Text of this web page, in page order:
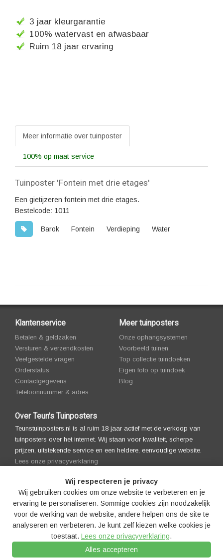
3 jaar kleurgarantie
100% watervast en afwasbaar
Ruim 18 jaar ervaring
Meer informatie over tuinposter
100% op maat service
Tuinposter 'Fontein met drie etages'
Een gietijzeren fontein met drie etages.
Bestelcode: 1011
Barok Fontein Verdieping Water
Klantenservice
Betalen & geldzaken
Versturen & verzendkosten
Veelgestelde vragen
Orderstatus
Contactgegevens
Telefoonnummer & adres
Meer tuinposters
Onze ophangsystemen
Voorbeeld tuinen
Top collectie tuindoeken
Eigen foto op tuindoek
Blog
Over Teun's Tuinposters
Teunstuinposters.nl is al ruim 18 jaar actief met de verkoop van
tuinposters over het internet. Wij staan voor kwaliteit, scherpe
prijzen, uitstekende service en een heldere, eenvoudige website.
Lees onze privacyverklaring
© 2008-2026 Teun's Tuinposters |Algemenevoorwaarden |
Cookies|Cookie-instellingen
Wij respecteren je privacy
Wij gebruiken cookies om onze website te verbeteren en je
ervaring te personaliseren. Sommige cookies zijn noodzakelijk
voor de werking van de website, andere helpen ons de site te
analyseren en verbeteren. Je kunt zelf kiezen welke cookies je
toestaat. Lees onze privacyverklaring.
Alles accepteren